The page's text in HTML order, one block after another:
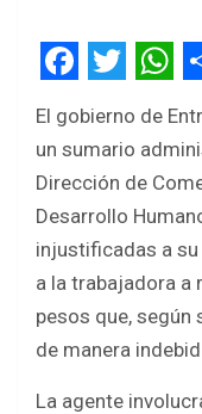
F
a
c
e
b
o
o
k
T
w
i
t
t
e
r
W
h
a
t
s
A
p
p
S
h
a
r
e
El gobierno de
un sumario
Dirección de
Desarrollo
injustificadas a
a la trabajadora a
pesos que,
de manera
La agente